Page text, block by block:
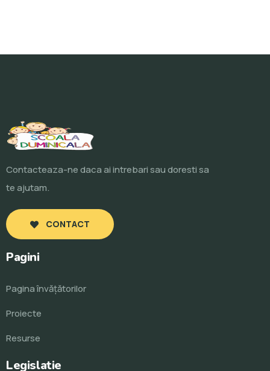
Contacteaza-ne daca ai intrebari sau doresti sa
te ajutam.
CONTACT
Pagini
Pagina învăţătorilor
Proiecte
Resurse
Legislatie